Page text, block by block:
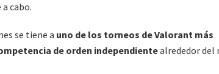
cabo.
se tiene a uno de los torneos de Valorant más
de orden independientealrededor del